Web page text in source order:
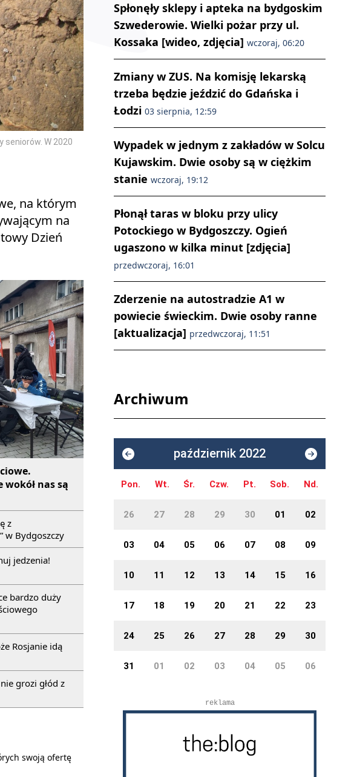
seniorów. W 2020
na którym
na
Dzień
wokół nas są
z
w Bydgoszczy
jedzenia!
bardzo duży
Rosjanie idą
grozi głód z
swoją ofertę
Spłonęły sklepy i apteka na bydgoskim
Szwederowie. Wielki pożar przy ul.
Kossaka [wideo, zdjęcia] wczoraj, 06:20
Zmiany w ZUS. Na komisję lekarską
trzeba będzie jeździć do Gdańska i
Łodzi 03 sierpnia, 12:59
Wypadek w jednym z zakładów w Solcu
Kujawskim. Dwie osoby są w ciężkim
stanie wczoraj, 19:12
Płonął taras w bloku przy ulicy
Potockiego w Bydgoszczy. Ogień
ugaszono w kilka minut [zdjęcia]
przedwczoraj, 16:01
Zderzenie na autostradzie A1 w
powiecie świeckim. Dwie osoby ranne
[aktualizacja] przedwczoraj, 11:51
Archiwum
październik 2022
Pon. Wt. Śr. Czw. Pt. Sob. Nd.
26 27 28 29 30 01 02
03 04 05 06 07 08 09
10 11 12 13 14 15 16
17 18 19 20 21 22 23
24 25 26 27 28 29 30
31 01 02 03 04 05 06
reklama